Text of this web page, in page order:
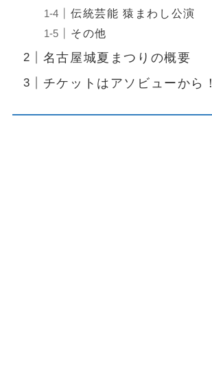
伝統芸能 猿まわし公演
その他
名古屋城夏まつりの概要
チケットはアソビューから！